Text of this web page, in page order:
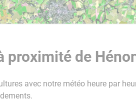
proximité de
avec notre météo heure par